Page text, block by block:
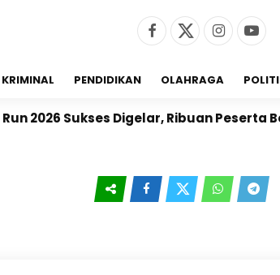
KRIMINAL PENDIDIKAN OLAHRAGA
2026 Sukses Digelar, Ribuan Peserta